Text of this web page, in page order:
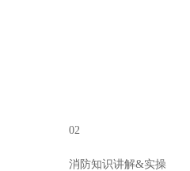
02
消防知识讲解&实操